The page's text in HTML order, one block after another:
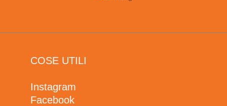
COSE UTILI
Instagram
Facebook